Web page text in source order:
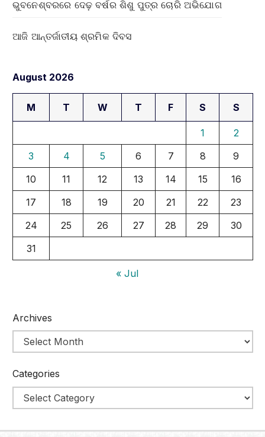
ଭୁବନେଶ୍ବରରେ ଦେଢ଼ ବର୍ଷର ଶିଶୁ ପୁତ୍ର ଚୋରି ଅଭିଯୋଗ
ଆଜି ଆନ୍ତର୍ଜାତୀୟ ଶ୍ରମିକ ଦିବସ
August 2026
M T W T F S S
1
2
3
4 5 6 7 8
9
10
11 12 13 14 15
16
17
18 19 20 21 22
23
24
25 26 27 28 29
30
31
« Jul
Archives
Categories